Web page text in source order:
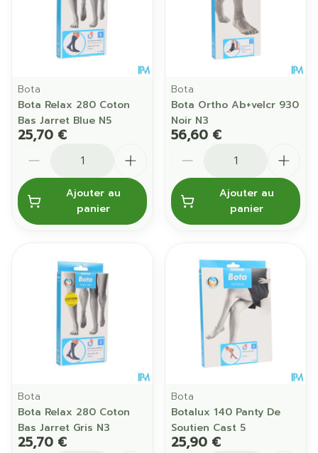
Bota
Bota Relax 280 Coton
Bas Jarret Blue N5
25,70 €
Ajouter au
panier
Bota
Bota Ortho Ab+velcr 930
Noir N3
56,60 €
Ajouter au
panier
Bota
Bota Relax 280 Coton
Bas Jarret Gris N3
25,70 €
Bota
Botalux 140 Panty De
Soutien Cast 5
25,90 €